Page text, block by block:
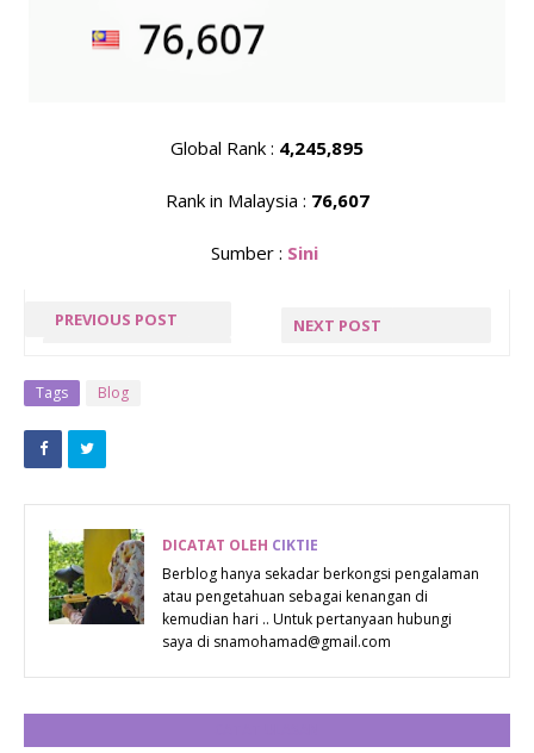
Global Rank : 4,245,895
Rank in Malaysia : 76,607
Sumber : Sini
PREVIOUS POST NEXT POST
Tags Blog
DICATAT OLEH CIKTIE
Berblog hanya sekadar berkongsi pengalaman
atau pengetahuan sebagai kenangan di
kemudian hari .. Untuk pertanyaan hubungi
saya di snamohamad@gmail.com